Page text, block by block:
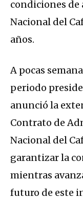
condiciones
Nacional del
años.
A pocas
periodo
anunció la
Contrato de
Nacional del
garantizar la
mientras
futuro de este